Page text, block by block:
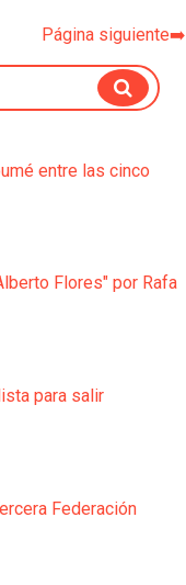
Página siguiente➡️
entre las cinco
Flores" por Rafa
para salir
Federación